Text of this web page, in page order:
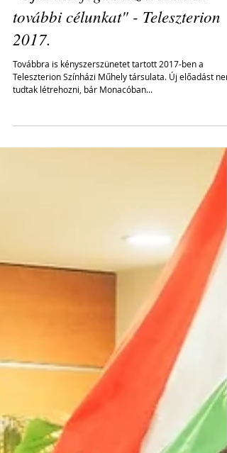
"Újra kell fogalmazni minden
további célunkat" - Teleszterion
2017.
tudtak létrehozni, bár Monacóban...